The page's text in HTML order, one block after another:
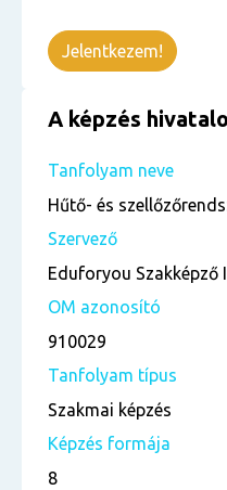
Jelentkezem!
A képzés
Tanfolyam neve
Hűtő- és
Szervező
Eduforyou Szakképző
OM azonosító
910029
Tanfolyam típus
Szakmai képzés
Képzés formája
8